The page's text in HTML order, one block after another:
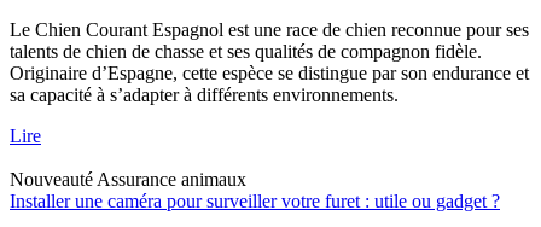
Le Chien Courant Espagnol est une race de chien reconnue pour ses
talents de chien de chasse et ses qualités de compagnon fidèle.
Originaire d’Espagne, cette espèce se distingue par son endurance et
sa capacité à s’adapter à différents environnements.
Lire
Nouveauté Assurance animaux
Installer une caméra pour surveiller votre furet : utile ou gadget ?